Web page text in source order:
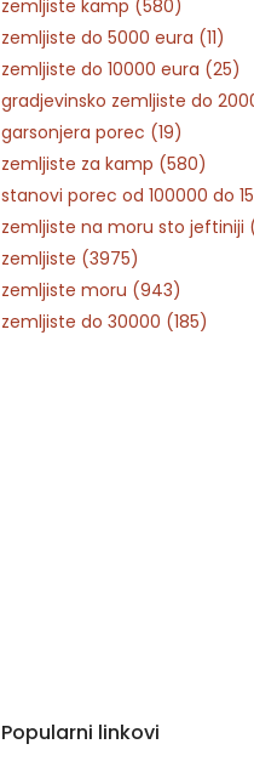
zemljiste kamp (580)
zemljiste do 5000 eura (11)
zemljiste do 10000 eura (25)
gradjevinsko zemljiste do
garsonjera porec (19)
zemljiste za kamp (580)
stanovi porec od 100000 do
zemljiste na moru sto jeftiniji
zemljiste (3975)
zemljiste moru (943)
zemljiste do 30000 (185)
Popularni linkovi